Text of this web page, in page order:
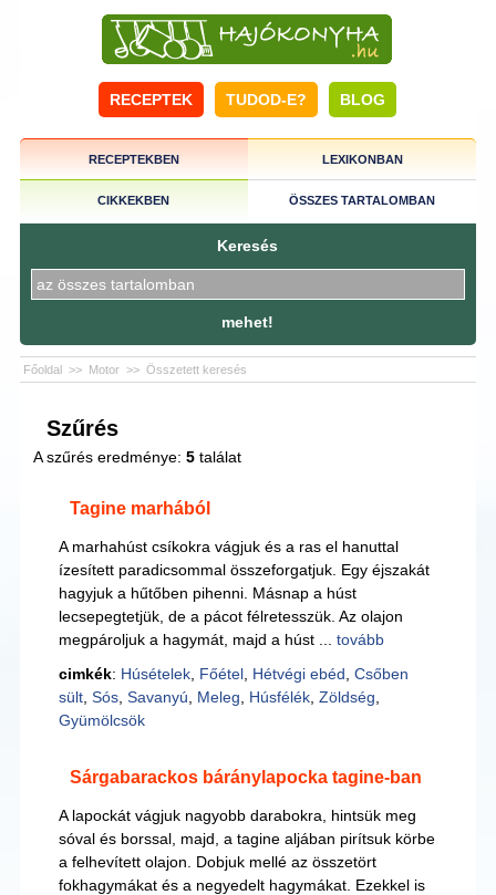
RECEPTEK TUDOD-E? BLOG
RECEPTEKBEN LEXIKONBAN
CIKKEKBEN ÖSSZES TARTALOMBAN
Keresés
mehet!
Főoldal >> Motor >> Összetett keresés
Szűrés
A szűrés eredménye:5 találat
Tagine marhából
A marhahúst csíkokra vágjuk és a ras el hanuttal
ízesített paradicsommal összeforgatjuk. Egy éjszakát
hagyjuk a hűtőben pihenni. Másnap a húst
lecsepegtetjük, de a pácot félretesszük. Az olajon
megpároljuk a hagymát, majd a húst ... tovább
cimkék: Húsételek, Főétel, Hétvégi ebéd Csőben
sült, Sós, Savanyú Meleg Húsfélék, Zöldség
Gyümölcsök
Sárgabarackos báránylapocka tagine-ban
A lapockát vágjuk nagyobb darabokra, hintsük meg
sóval és borssal, majd, a tagine aljában pirítsuk körbe
a felhevített olajon. Dobjuk mellé az összetört
fokhagymákat és a negyedelt hagymákat. Ezekkel is